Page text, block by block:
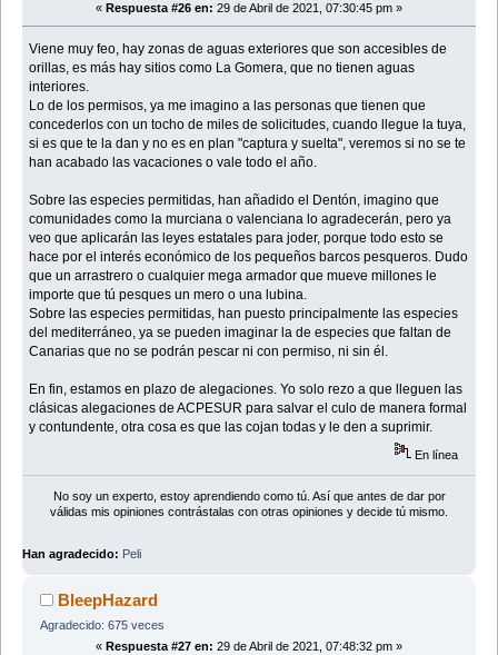
« Respuesta #26 en: 29 de Abril de 2021, 07:30:45 pm »
Viene muy feo, hay zonas de aguas exteriores que son accesibles de
orillas, es más hay sitios como La Gomera, que no tienen aguas
interiores.
Lo de los permisos, ya me imagino a las personas que tienen que
concederlos con un tocho de miles de solicitudes, cuando llegue la tuya,
si es que te la dan y no es en plan "captura y suelta", veremos si no se te
han acabado las vacaciones o vale todo el año.
Sobre las especies permitidas, han añadido el Dentón, imagino que
comunidades como la murciana o valenciana lo agradecerán, pero ya
veo que aplicarán las leyes estatales para joder, porque todo esto se
hace por el interés económico de los pequeños barcos pesqueros. Dudo
que un arrastrero o cualquier mega armador que mueve millones le
importe que tú pesques un mero o una lubina.
Sobre las especies permitidas, han puesto principalmente las especies
del mediterráneo, ya se pueden imaginar la de especies que faltan de
Canarias que no se podrán pescar ni con permiso, ni sin él.
En fin, estamos en plazo de alegaciones. Yo solo rezo a que lleguen las
clásicas alegaciones de ACPESUR para salvar el culo de manera formal
y contundente, otra cosa es que las cojan todas y le den a suprimir.
En línea
No soy un experto, estoy aprendiendo como tú. Así que antes de dar por
válidas mis opiniones contrástalas con otras opiniones y decide tú mismo.
Han agradecido: Peli
BleepHazard
Agradecido: 675 veces
« Respuesta #27 en: 29 de Abril de 2021, 07:48:32 pm »